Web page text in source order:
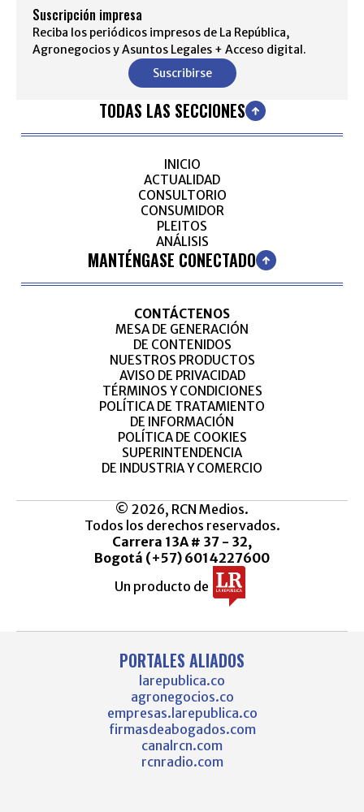
Suscripción impresa
Reciba los periódicos impresos de La República,
Agronegocios y Asuntos Legales + Acceso digital.
Suscribirse
TODAS LAS SECCIONES
INICIO
ACTUALIDAD
CONSULTORIO
CONSUMIDOR
PLEITOS
ANÁLISIS
MANTÉNGASE CONECTADO
CONTÁCTENOS
MESA DE GENERACIÓN
DE CONTENIDOS
NUESTROS PRODUCTOS
AVISO DE PRIVACIDAD
TÉRMINOS Y CONDICIONES
POLÍTICA DE TRATAMIENTO
DE INFORMACIÓN
POLÍTICA DE COOKIES
SUPERINTENDENCIA
DE INDUSTRIA Y COMERCIO
© 2026, RCN Medios.
Todos los derechos reservados.
Carrera 13A # 37 - 32,
Bogotá (+57) 6014227600
Un producto de
PORTALES ALIADOS
larepublica.co
agronegocios.co
empresas.larepublica.co
firmasdeabogados.com
canalrcn.com
rcnradio.com